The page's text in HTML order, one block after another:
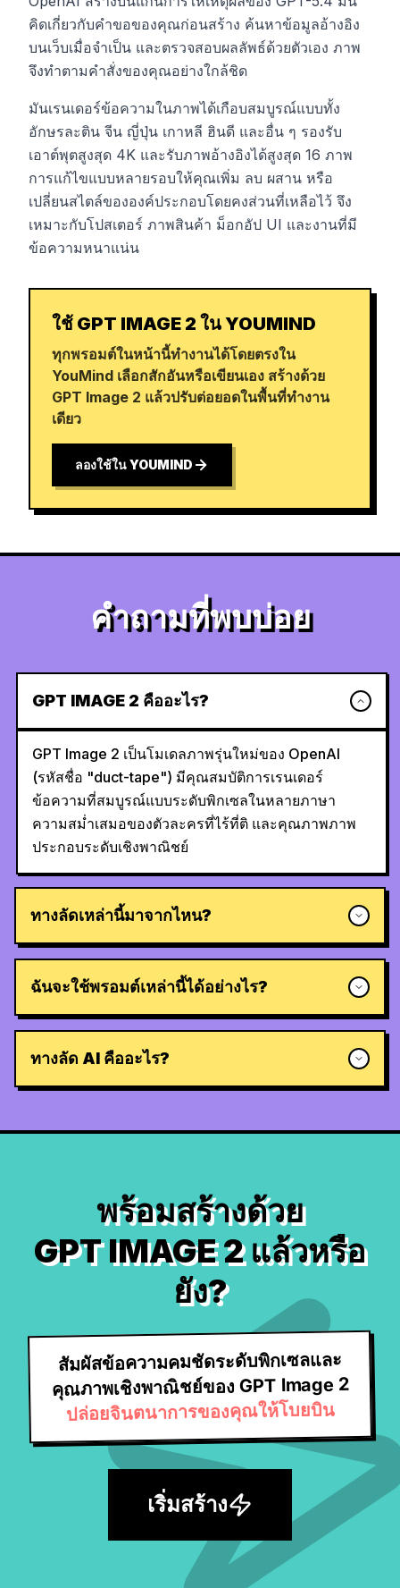
คิดเกี่ยวกับคำขอของคุณก่อนสร้าง ค้นหาข้อมูลอ้างอิง
บนเว็บเมื่อจำเป็น และตรวจสอบผลลัพธ์ด้วยตัวเอง ภาพ
จึงทำตามคำสั่งของคุณอย่างใกล้ชิด
มันเรนเดอร์ข้อความในภาพได้เกือบสมบูรณ์แบบทั้ง
อักษรละติน จีน ญี่ปุ่น เกาหลี ฮินดี และอื่น ๆ รองรับ
เอาต์พุตสูงสุด 4K และรับภาพอ้างอิงได้สูงสุด 16 ภาพ
การแก้ไขแบบหลายรอบให้คุณเพิ่ม ลบ ผสาน หรือ
เปลี่ยนสไตล์ขององค์ประกอบโดยคงส่วนที่เหลือไว้ จึง
เหมาะกับโปสเตอร์ ภาพสินค้า ม็อกอัป UI และงานที่มี
ข้อความหนาแน่น
ใช้ GPT IMAGE 2 ใน YOUMIND
ทุกพรอมต์ในหน้านี้ทำงานได้โดยตรงใน
YouMind เลือกสักอันหรือเขียนเอง สร้างด้วย
GPT Image 2 แล้วปรับต่อยอดในพื้นที่ทำงาน
เดียว
ลองใช้ใน YOUMIND
คำถามที่พบบ่อย
GPT IMAGE 2 คืออะไร?
GPT Image 2 เป็นโมเดลภาพรุ่นใหม่ของ OpenAI
(รหัสชื่อ "duct-tape") มีคุณสมบัติการเรนเดอร์
ข้อความที่สมบูรณ์แบบระดับพิกเซลในหลายภาษา
ความสม่ำเสมอของตัวละครที่ไร้ที่ติ และคุณภาพภาพ
ประกอบระดับเชิงพาณิชย์
ทางลัดเหล่านี้มาจากไหน?
ฉันจะใช้พรอมต์เหล่านี้ได้อย่างไร?
ทางลัด AI คืออะไร?
พร้อมสร้างด้วย
GPT IMAGE 2 แล้วหรือ
ยัง?
สัมผัสข้อความคมชัดระดับพิกเซลและ
คุณภาพเชิงพาณิชย์ของ GPT Image 2
ปล่อยจินตนาการของคุณให้โบยบิน
เริ่มสร้าง